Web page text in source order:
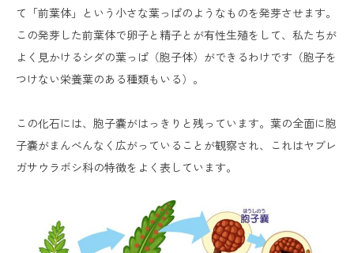
て「前葉体」という小さな葉っぱのようなものを発芽させます。
この発芽した前葉体で卵子と精子とが有性生殖をして、私たちが
よく見かけるシダの葉っぱ（胞子体）ができるわけです（胞子を
つけない栄養葉のある種類もいる）。
この化石には、胞子嚢がはっきりと残っています。葉の全面に胞
子嚢がまんべんなく広がっていることが観察され、これはヤブレ
ガサウラボシ科の特徴をよく表しています。